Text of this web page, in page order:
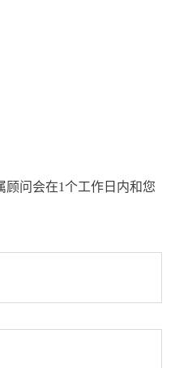
顾问会在1个工作日内和您